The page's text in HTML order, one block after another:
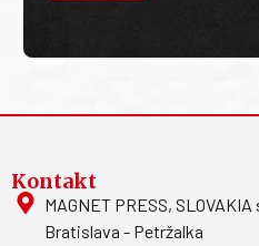
Kontakt
MAGNET PRESS,
Bratislava - Petržalka